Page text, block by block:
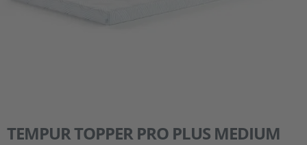
TEMPURTOPPER PRO PLUS MEDIUM